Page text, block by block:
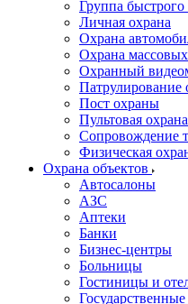
Группа быстрого
Личная охрана
Охрана
Охрана
Охранный
Патрулирование
Пост охраны
Пультовая охрана
Сопровождение
Физическая
Охрана объектов
Автосалоны
АЗС
Аптеки
Банки
Бизнес-центры
Больницы
Гостиницы и